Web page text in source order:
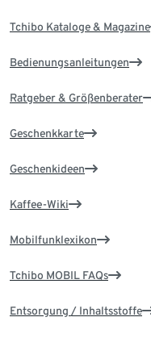
Tchibo Kataloge & Magazine
Bedienungsanleitungen
Ratgeber & Größenberater
Geschenkkarte
Geschenkideen
Kaffee-Wiki
Mobilfunklexikon
Tchibo MOBIL FAQs
Entsorgung / Inhaltsstoffe